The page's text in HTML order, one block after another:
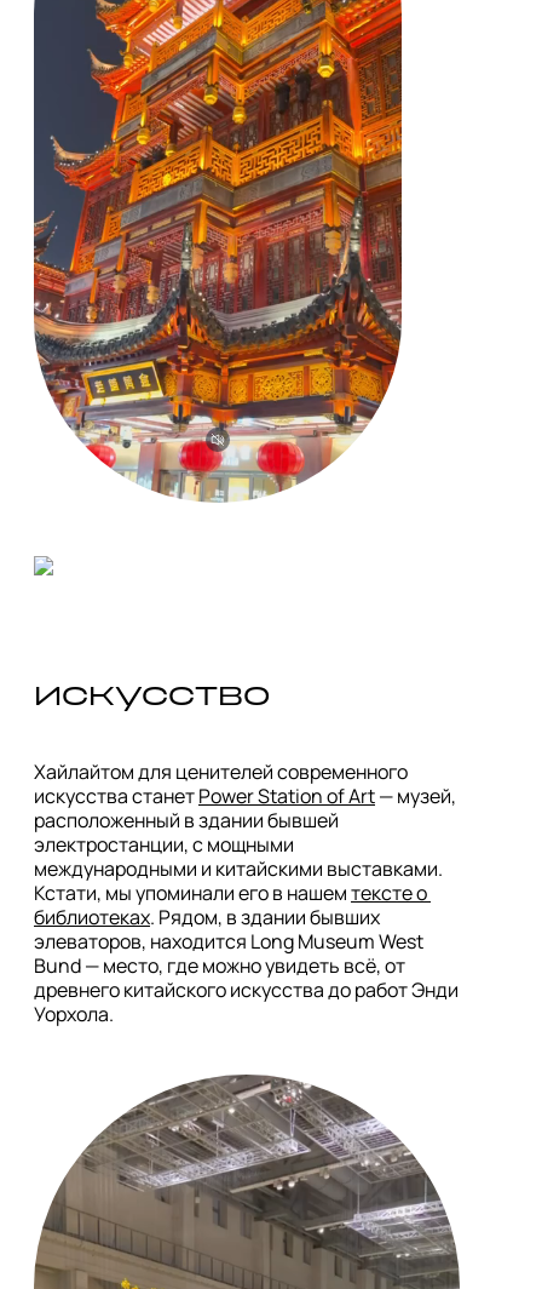
искусство
Хайлайтом для ценителей современного
искусства станет Power Station of Art — музей,
расположенный в здании бывшей
электростанции, с мощными
международными и китайскими выставками.
Кстати, мы упоминали его в нашем тексте о
библиотеках. Рядом, в здании бывших
элеваторов, находится Long Museum West
Bund — место, где можно увидеть всё, от
древнего китайского искусства до работ Энди
Уорхола.